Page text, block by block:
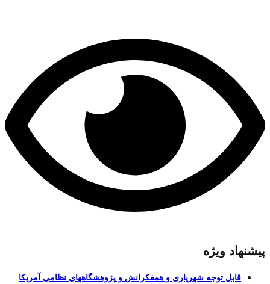
پیشنهاد ویژه
قابل توجه شهریاری و همفکرانش و پژوهشگاههای نظامی آمریکا